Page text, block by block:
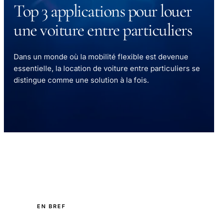
Top 3 applications pour louer
une voiture entre particuliers
Dans un monde où la mobilité flexible est devenue
essentielle, la location de voiture entre particuliers se
distingue comme une solution à la fois.
EN BREF